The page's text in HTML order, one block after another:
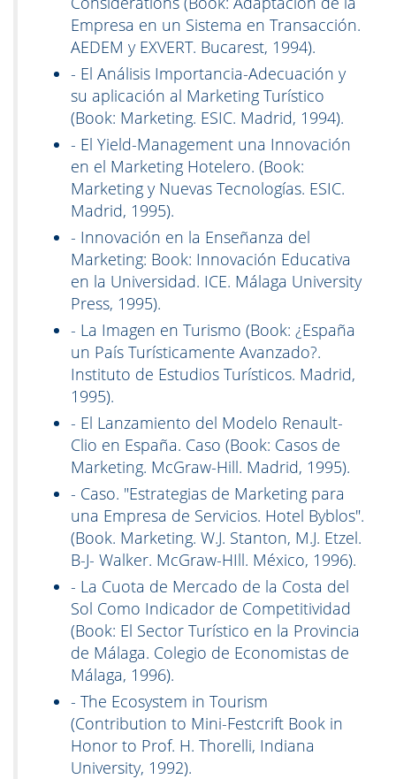
Empresa en un Sistema en Transacción.
AEDEM y EXVERT. Bucarest, 1994).
- El Análisis Importancia-Adecuación y
su aplicación al Marketing Turístico
(Book: Marketing. ESIC. Madrid, 1994).
- El Yield-Management una Innovación
en el Marketing Hotelero. (Book:
Marketing y Nuevas Tecnologías. ESIC.
Madrid, 1995).
- Innovación en la Enseñanza del
Marketing: Book: Innovación Educativa
en la Universidad. ICE. Málaga University
Press, 1995).
- La Imagen en Turismo (Book: ¿España
un País Turísticamente Avanzado?.
Instituto de Estudios Turísticos. Madrid,
1995).
- El Lanzamiento del Modelo Renault-
Clio en España. Caso (Book: Casos de
Marketing. McGraw-Hill. Madrid, 1995).
- Caso. "Estrategias de Marketing para
una Empresa de Servicios. Hotel Byblos".
(Book. Marketing. W.J. Stanton, M.J. Etzel.
B-J- Walker. McGraw-HIll. México, 1996).
- La Cuota de Mercado de la Costa del
Sol Como Indicador de Competitividad
(Book: El Sector Turístico en la Provincia
de Málaga. Colegio de Economistas de
Málaga, 1996).
- The Ecosystem in Tourism
(Contribution to Mini-Festcrift Book in
Honor to Prof. H. Thorelli, Indiana
University, 1992).